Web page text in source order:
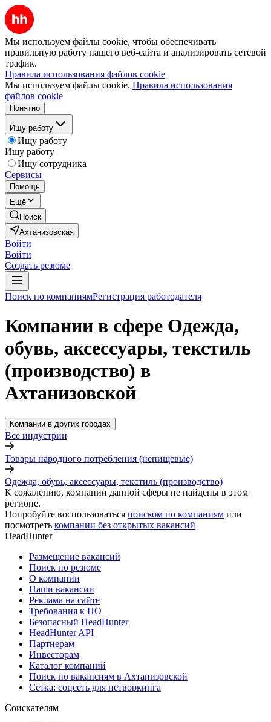
Мы используем файлы cookie, чтобы обеспечивать
правильную работу нашего веб-сайта и анализировать сетевой
трафик.
Правила использования файлов cookie
Мы используем файлы cookie. Правила использования
файлов cookie
Понятно
Ищу работу
Ищу работу
Ищу работу
Ищу сотрудника
Сервисы
Помощь
Ещё
Поиск
Ахтанизовская
Войти
Войти
Создать резюме
Поиск по компаниямРегистрация работодателя
Компании в сфере Одежда,
обувь, аксессуары, текстиль
(производство) в
Ахтанизовской
Компании в других городах
Все индустрии
Товары народного потребления (непищевые)
Одежда, обувь, аксессуары, текстиль (производство)
К сожалению, компании данной сферы не найдены в этом
регионе.
Попробуйте воспользоваться поиском по компаниям или
посмотреть компании без открытых вакансий
HeadHunter
Размещение вакансий
Поиск по резюме
О компании
Наши вакансии
Реклама на сайте
Требования к ПО
Безопасный HeadHunter
HeadHunter API
Партнерам
Инвесторам
Каталог компаний
Поиск по вакансиям в Ахтанизовской
Сетка: соцсеть для нетворкинга
Соискателям